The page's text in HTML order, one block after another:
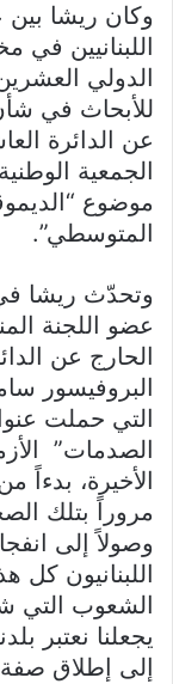
وكان ريشا بين
اللبنانيين
الدولي
للأبحاث في
عن الدائرة
الجمعية
موضوع
المتوسطي”.
وتحدّث ريشا في
عضو اللجنة
الحارج عن
البروفيسور
التي حملت
الصدمات”
الأخيرة، بدءاً
وصولاً إلى
اللبنانيون كل
الشعوب التي
يجعلنا نعتبر
إلى إطلاق